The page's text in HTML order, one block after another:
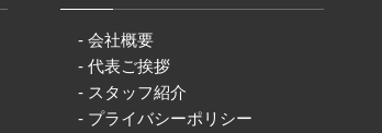
- 会社概要
- 代表ご挨拶
- スタッフ紹介
- プライバシーポリシー